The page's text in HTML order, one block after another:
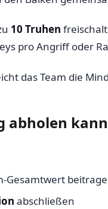
10 Truhen
pro Angriff oder
das Team die
abholen kann
Gesamtwert
abschließen